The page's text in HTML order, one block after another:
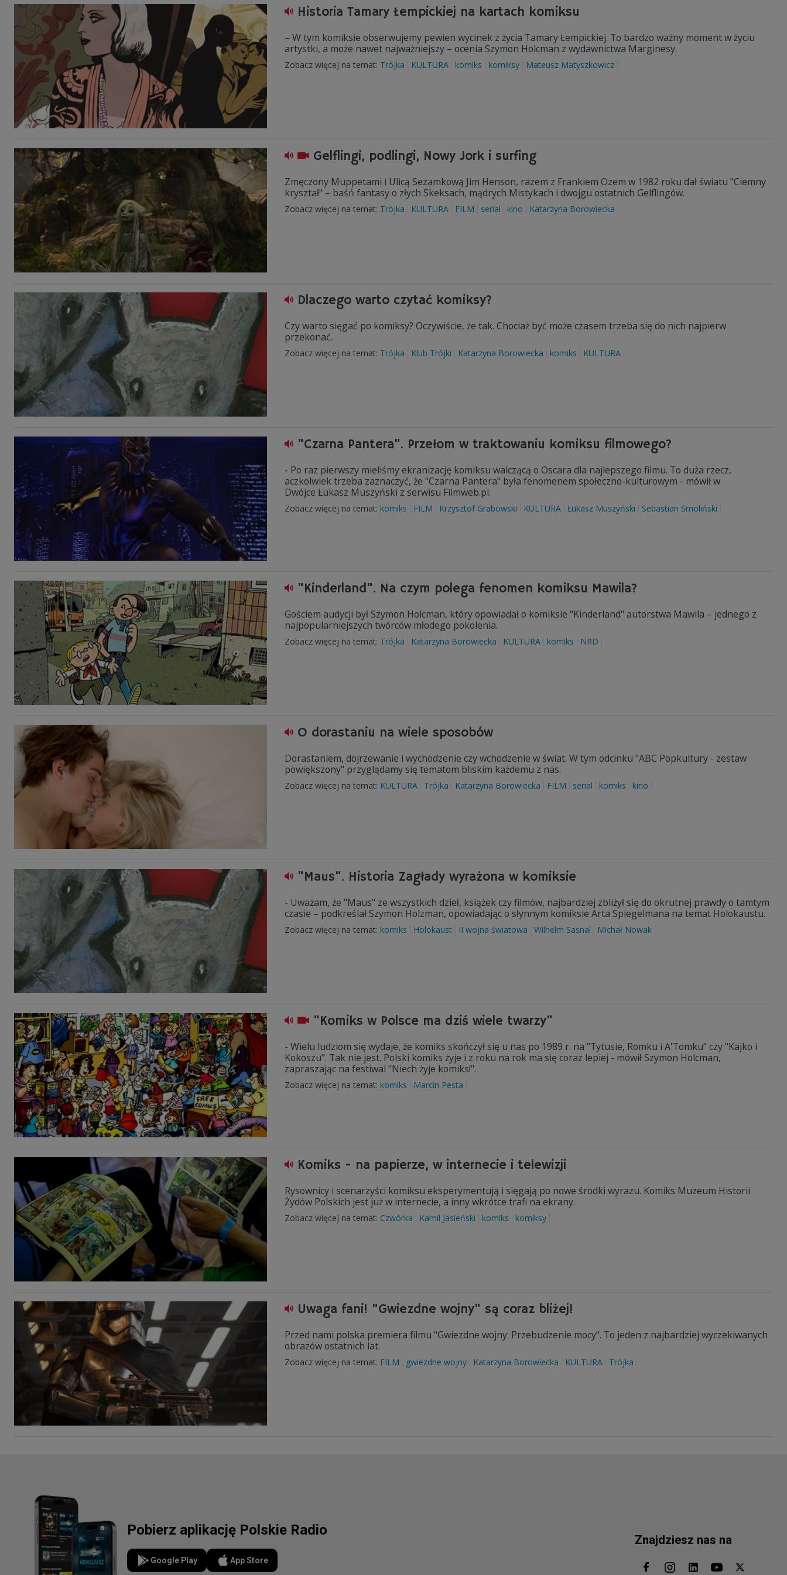
Historia Tamary Łempickiej na kartach komiksu
– W tym komiksie obserwujemy pewien wycinek z życia Tamary Łempickiej. To bardzo ważny moment w życiu
artystki, a może nawet najważniejszy – ocenia Szymon Holcman z wydawnictwa Marginesy.
Zobacz więcej na temat: Trójka KULTURA komiks komiksy Mateusz Matyszkowicz
Gelflingi, podlingi, Nowy Jork i surfing
Zmęczony Muppetami i Ulicą Sezamkową Jim Henson, razem z Frankiem Ozem w 1982 roku dał światu "Ciemny
kryształ" – baśń fantasy o złych Skeksach, mądrych Mistykach i dwojgu ostatnich Gelflingów.
Zobacz więcej na temat: Trójka KULTURA FILM serial kino Katarzyna Borowiecka
Dlaczego warto czytać komiksy?
Czy warto sięgać po komiksy? Oczywiście, że tak. Chociaż być może czasem trzeba się do nich najpierw
przekonać.
Zobacz więcej na temat: Trójka Klub Trójki Katarzyna Borowiecka komiks KULTURA
"Czarna Pantera". Przełom w traktowaniu komiksu filmowego?
- Po raz pierwszy mieliśmy ekranizację komiksu walczącą o Oscara dla najlepszego filmu. To duża rzecz,
aczkolwiek trzeba zaznaczyć, że "Czarna Pantera" była fenomenem społeczno-kulturowym - mówił w
Dwójce Łukasz Muszyński z serwisu Filmweb.pl.
Zobacz więcej na temat: komiks FILM Krzysztof Grabowski KULTURA Łukasz Muszyński Sebastian Smoliński
"Kinderland". Na czym polega fenomen komiksu Mawila?
Gościem audycji był Szymon Holcman, który opowiadał o komiksie "Kinderland" autorstwa Mawila – jednego z
najpopularniejszych twórców młodego pokolenia.
Zobacz więcej na temat: Trójka Katarzyna Borowiecka KULTURA komiks NRD
O dorastaniu na wiele sposobów
Dorastaniem, dojrzewanie i wychodzenie czy wchodzenie w świat. W tym odcinku "ABC Popkultury - zestaw
powiększony" przyglądamy się tematom bliskim każdemu z nas.
Zobacz więcej na temat: KULTURA Trójka Katarzyna Borowiecka FILM serial komiks kino
"Maus". Historia Zagłady wyrażona w komiksie
- Uważam, że "Maus" ze wszystkich dzieł, książek czy filmów, najbardziej zbliżył się do okrutnej prawdy o tamtym
czasie – podkreślał Szymon Holzman, opowiadając o słynnym komiksie Arta Spiegelmana na temat Holokaustu.
Zobacz więcej na temat: komiks Holokaust II wojna światowa Wilhelm Sasnal Michał Nowak
"Komiks w Polsce ma dziś wiele twarzy"
- Wielu ludziom się wydaje, że komiks skończył się u nas po 1989 r. na "Tytusie, Romku i A'Tomku” czy "Kajko i
Kokoszu". Tak nie jest. Polski komiks żyje i z roku na rok ma się coraz lepiej - mówił Szymon Holcman,
zapraszając na festiwal "Niech żyje komiks!".
Zobacz więcej na temat: komiks Marcin Pesta
Komiks - na papierze, w internecie i telewizji
Rysownicy i scenarzyści komiksu eksperymentują i sięgają po nowe środki wyrazu. Komiks Muzeum Historii
Żydów Polskich jest już w internecie, a inny wkrótce trafi na ekrany.
Zobacz więcej na temat: Czwórka Kamil Jasieński komiks komiksy
Uwaga fani! "Gwiezdne wojny" są coraz bliżej!
Przed nami polska premiera filmu "Gwiezdne wojny: Przebudzenie mocy". To jeden z najbardziej wyczekiwanych
obrazów ostatnich lat.
Zobacz więcej na temat: FILM gwiezdne wojny Katarzyna Borowiecka KULTURA Trójka
Pobierz aplikację Polskie Radio
Google Play App Store
Znajdziesz nas na